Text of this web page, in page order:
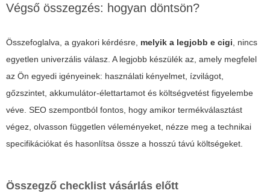
Végső összegzés: hogyan döntsön?
Összefoglalva, a gyakori kérdésre, melyik a legjobb e cigi, nincs
egyetlen univerzális válasz. A legjobb készülék az, amely megfelel
az Ön egyedi igényeinek: használati kényelmet, ízvilágot,
gőzszintet, akkumulátor-élettartamot és költségvetést figyelembe
véve. SEO szempontból fontos, hogy amikor termékválasztást
végez, olvasson független véleményeket, nézze meg a technikai
specifikációkat és hasonlítsa össze a hosszú távú költségeket.
Összegző checklist vásárlás előtt